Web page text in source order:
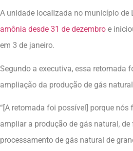
A unidade localizada no município de
amônia desde 31 de dezembro e
em 3 de janeiro.
Segundo a executiva, essa retomada
ampliação da produção de gás
“[A retomada foi possível] porque nós
ampliar a produção de gás natural,
processamento de gás natural de